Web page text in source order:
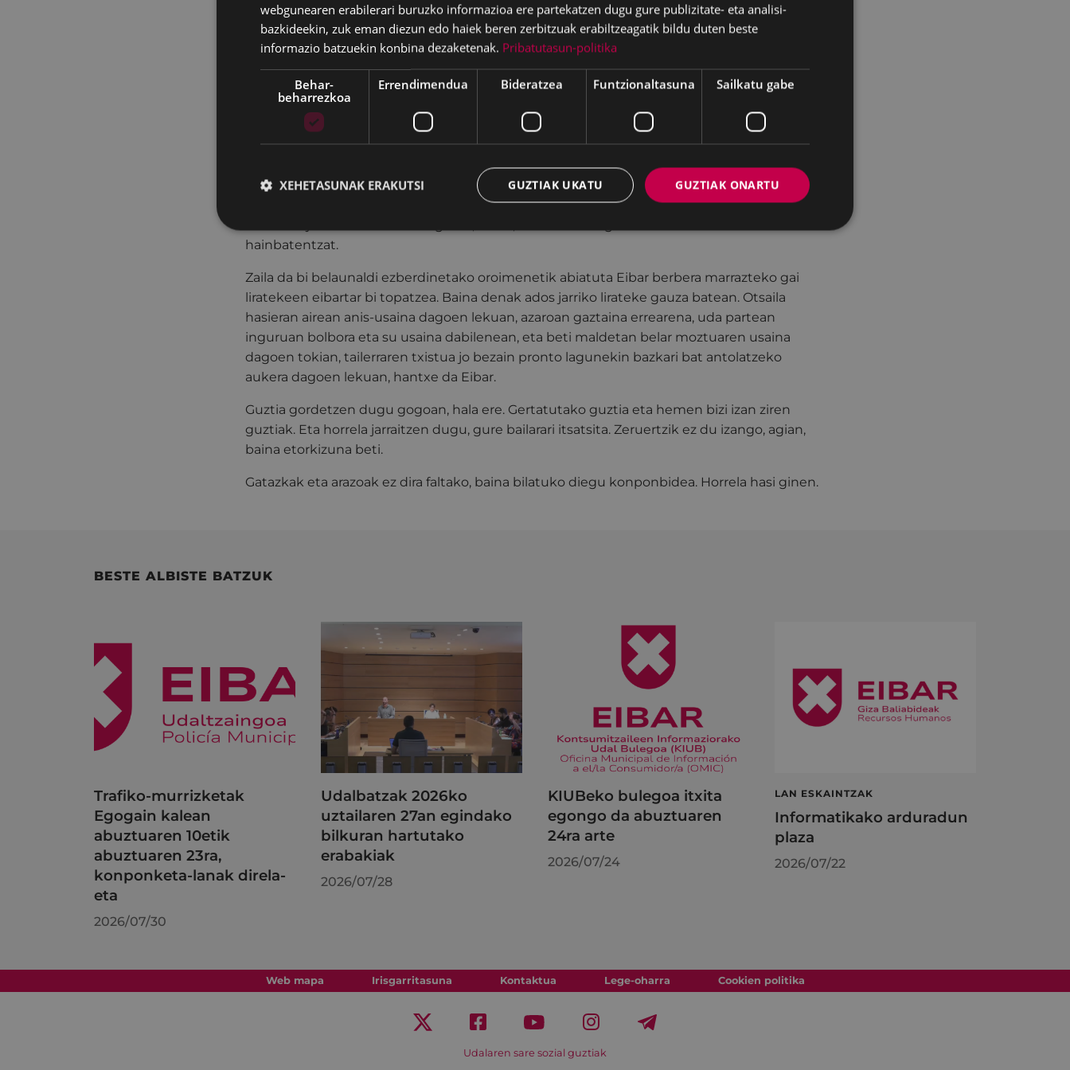
astia betetzea gustatzen zaigu).
Errepublika bat aldarrikatu zuten lehenengoak izan ginen –zazpikiak beti ere- eta,
hainbeste hondamendik eta zorigaitzek utzi zizkiguten tarteetan denetatik fabrikatu
Gezurra dirudi, hain ibar estuan hainbeste gauza gertatu izana.
Eta hainbeste aurpegi. Eibarko kale aldakorrek maparen lau ertzetatik etorritakoak ikusi
dituzte. Batzuk negu bakar batez atertu ziren gure artean, beste batzuk sustraitu eta
bertoko bihurtu ziren. Batzuk miseria gorritik iheska, besteak, berriz, etorkizun hobe baten
atzetik korrika, beraien ibilaldian hemen gelditu ziren arte. Guztientzako egon zen lekua,
hainbatentzat.
Zaila da bi belaunaldi ezberdinetako oroimenetik abiatuta Eibar berbera marrazteko gai
liratekeen eibartar bi topatzea. Baina denak ados jarriko lirateke gauza batean. Otsaila
hasieran airean anis-usaina dagoen lekuan, azaroan gaztaina errearena, uda partean
inguruan bolbora eta su usaina dabilenean, eta beti maldetan belar moztuaren usaina
dagoen tokian, tailerraren txistua jo bezain pronto lagunekin bazkari bat antolatzeko
aukera dagoen lekuan, hantxe da Eibar.
Guztia gordetzen dugu gogoan, hala ere. Gertatutako guztia eta hemen bizi izan ziren
guztiak. Eta horrela jarraitzen dugu, gure bailarari itsatsita. Zeruertzik ez du izango, agian,
baina etorkizuna beti.
Gatazkak eta arazoak ez dira faltako, baina bilatuko diegu konponbidea. Horrela hasi ginen.
BESTE ALBISTE BATZUK
Trafiko-murrizketak
Egogain kalean
abuztuaren 10etik
abuztuaren 23ra,
konponketa-lanak direla-
eta
2026/07/30
Udalbatzak 2026ko
uztailaren 27an egindako
bilkuran hartutako
erabakiak
2026/07/28
KIUBeko bulegoa itxita
egongo da abuztuaren
24ra arte
2026/07/24
LAN ESKAINTZAK
Informatikako arduradun
plaza
2026/07/22
Web mapa Irisgarritasuna Kontaktua Lege-oharra Cookien politika
Udalaren sare sozial guztiak
SPANISH
webgunearen erabilerari buruzko informazioa ere partekatzen dugu gure publizitate- eta analisi-
bazkideekin, zuk eman diezun edo haiek beren zerbitzuak erabiltzeagatik bildu duten beste
informazio batzuekin konbina dezaketenak. Pribatutasun-politika
Behar-
beharrezkoa
Errendimendua Bideratzea Funtzionaltasuna Sailkatu gabe
GUZTIAK ONARTU
GUZTIAK UKATU
XEHETASUNAK ERAKUTSI